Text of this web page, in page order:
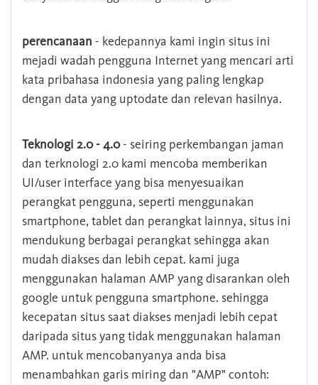
perencanaan - kedepannya kami ingin situs ini
mejadi wadah pengguna Internet yang mencari arti
kata pribahasa indonesia yang paling lengkap
dengan data yang uptodate dan relevan hasilnya.
Teknologi 2.0 - 4.0- seiring perkembangan jaman
dan terknologi 2.0 kami mencoba memberikan
UI/user interface yang bisa menyesuaikan
perangkat pengguna, seperti menggunakan
smartphone, tablet dan perangkat lainnya, situs ini
mendukung berbagai perangkat sehingga akan
mudah diakses dan lebih cepat. kami juga
menggunakan halaman AMP yang disarankan oleh
google untuk pengguna smartphone. sehingga
kecepatan situs saat diakses menjadi lebih cepat
daripada situs yang tidak menggunakan halaman
AMP. untuk mencobanyanya anda bisa
menambahkan garis miring dan "AMP" contoh: